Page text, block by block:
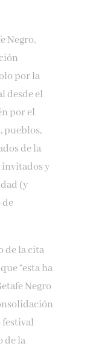
Negro,
por la
desde el
por el
pueblos,
de la
invitados y
(y
de la cita
“esta ha
Negro
festival
de la